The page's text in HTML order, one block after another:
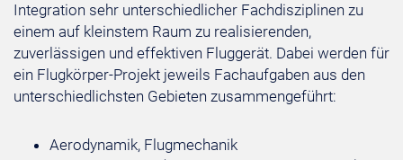
Integration sehr unterschiedlicher Fachdisziplinen zu
einem auf kleinstem Raum zu realisierenden,
zuverlässigen und effektiven Fluggerät. Dabei werden für
ein Flugkörper-Projekt jeweils Fachaufgaben aus den
unterschiedlichsten Gebieten zusammengeführt:
Aerodynamik, Flugmechanik